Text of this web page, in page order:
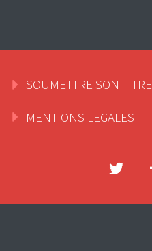
SOUMETTRE SON TITRE
MENTIONS LEGALES